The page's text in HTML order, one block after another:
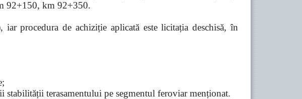
92+150, km 92+350.
procedura de achiziție aplicată este licitația deschisă, în
stabilității terasamentului pe segmentul feroviar menționat.